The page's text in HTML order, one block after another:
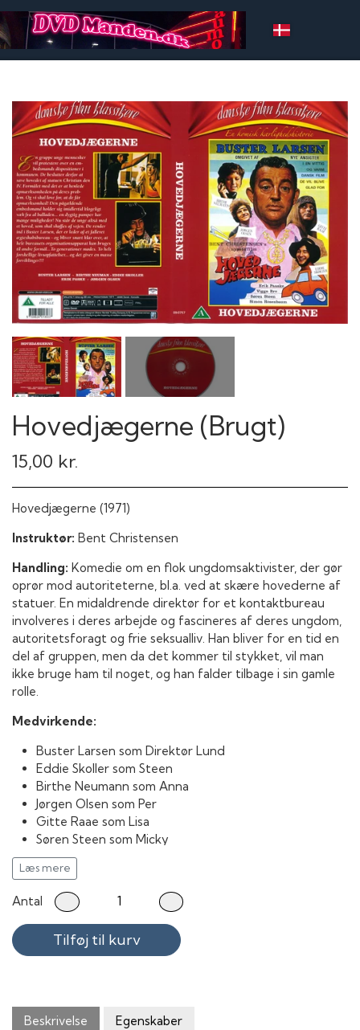
Hovedjægerne (Brugt)
15,00 kr.
Hovedjægerne (1971)
Instruktør: Bent Christensen
Handling: Komedie om en flok ungdomsaktivister, der gør
oprør mod autoriteterne, bl.a. ved at skære hovederne af
statuer. En midaldrende direktør for et kontaktbureau
involveres i deres arbejde og fascineres af deres ungdom,
autoritetsforagt og frie seksualliv. Han bliver for en tid en
del af gruppen, men da det kommer til stykket, vil man
ikke bruge ham til noget, og han falder tilbage i sin gamle
rolle.
Medvirkende:
Buster Larsen som Direktør Lund
Eddie Skoller som Steen
Birthe Neumann som Anna
Jørgen Olsen som Per
Gitte Raae som Lisa
Søren Steen som Micky
Erik Paaske som Vaskerimanden
Vigga Bro som Bartendersken
Simon Rosenbaum som Tolderen
Ebba Amfeldt som Damen i parken
Ninette Følsgaard
Arne Westermann
Læs mere
Antal
Tilføj til kurv
Beskrivelse Egenskaber